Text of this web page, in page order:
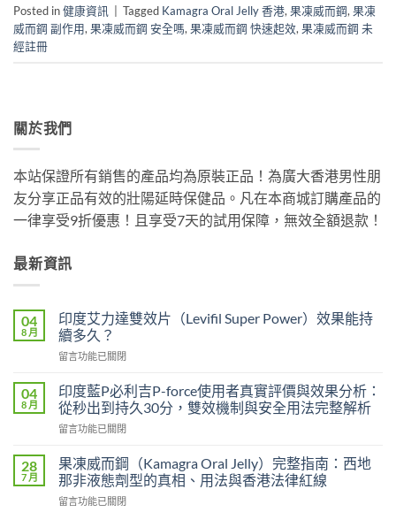
Posted in健康資訊 Tagged Kamagra Oral Jelly 香港, 果凍威而鋼, 果凍
威而鋼 副作用, 果凍威而鋼 安全嗎, 果凍威而鋼 快速起效, 果凍威而鋼 未
經註冊
關於我們
本站保證所有銷售的產品均為原裝正品！為廣大香港男性朋
友分享正品有效的壯陽延時保健品。凡在本商城訂購產品的
一律享受9折優惠！且享受7天的試用保障，無效全額退款！
最新資訊
04
8 月
印度艾力達雙效片（Levifil Super Power）效果能持
續多久？
在
度
艾
力
達
效
片
（Levifil
Super
留言功能已關閉
04
8 月
印度藍P必利吉P-force使用者真實評價與效果分析：
從秒出到持久30分，雙效機制與安全用法完整解析
在
度
藍
P
必
留言功能已關閉
28
7 月
果凍威而鋼（Kamagra Oral Jelly）完整指南：西地
那非液態劑型的真相、用法與香港法律紅線
在
留言功能已關閉